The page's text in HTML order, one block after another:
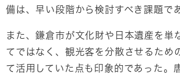
備は、早い段階から検討すべき課題で
また、鎌倉市が文化財や日本遺産を単
てではなく、観光客を分散させるため
て活用していた点も印象的であった。